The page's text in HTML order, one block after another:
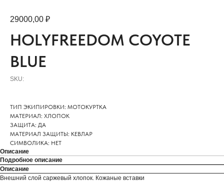
HOLYFREEDOM COYOTE
BLUE
SKU:
29000,00 ₽
ТИП ЭКИПИРОВКИ: МОТОКУРТКА
МАТЕРИАЛ: ХЛОПОК
ЗАЩИТА: ДА
МАТЕРИАЛ ЗАЩИТЫ: КЕВЛАР
СИМВОЛИКА: НЕТ
Описание
Подробное описание
Описание
Внешний слой саржевый хлопок. Кожаные вставки